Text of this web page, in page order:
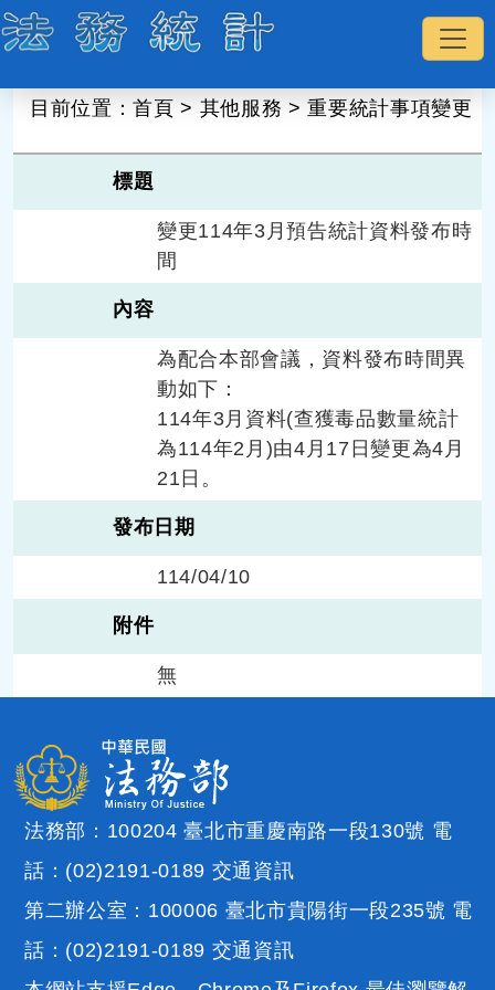
目前位置：首頁 > 其他服務 >重要統計事項變更
標題
變更114年3月預告統計資料發布時
間
內容
為配合本部會議，資料發布時間異
動如下：
114年3月資料(查獲毒品數量統計
為114年2月)由4月17日變更為4月
21日。
發布日期
114/04/10
附件
無
法務部：100204 臺北市重慶南路一段130號 電
話：(02)2191-0189 交通資訊
第二辦公室：100006 臺北市貴陽街一段235號 電
話：(02)2191-0189 交通資訊